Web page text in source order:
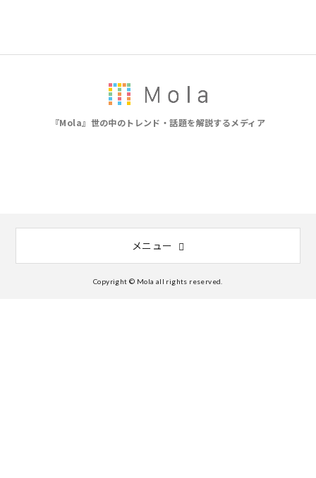
『Mola』世の中のトレンド・話題を解説するメディア
メニュー
Copyright © Mola all rights reserved.